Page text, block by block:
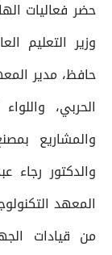
حضر فعاليات
وزير التعليم
حافظ، مدير
الحربي،
والمشاريع
والدكتور رجاء
المعهد
من قيادات